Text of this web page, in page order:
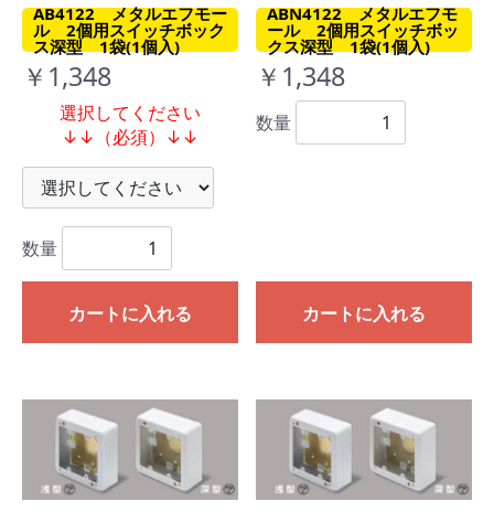
AB4122 メタルエフモー
ル 2個用スイッチボック
ス深型 1袋(1個入)
￥1,348
選択してください
↓↓（必須）↓↓
数量
カートに入れる
ABN4122 メタルエフモ
ール 2個用スイッチボッ
クス深型 1袋(1個入)
￥1,348
数量
カートに入れる